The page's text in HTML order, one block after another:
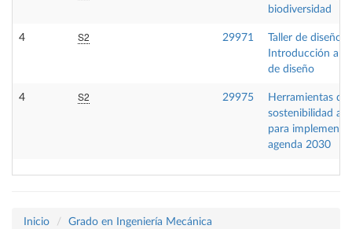
biodiversidad
4 S2 29971
Taller de diseño:
Introducción a
de diseño
4 S2 29975
Herramientas de
sostenibilidad
para
agenda 2030
Inicio
Grado en Ingeniería Mecánica